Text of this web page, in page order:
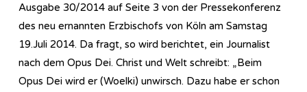
Ausgabe 30/2014 auf Seite 3 von der Pressekonferenz
des neu ernannten Erzbischofs von Köln am Samstag
19.Juli 2014. Da fragt, so wird berichtet, ein Journalist
nach dem Opus Dei. Christ und Welt schreibt: „Beim
Opus Dei wird er (Woelki) unwirsch. Dazu habe er schon